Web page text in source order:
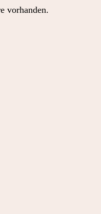
vorhanden.